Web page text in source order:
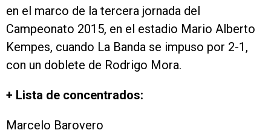
en el marco de la tercera jornada del
Campeonato 2015, en el estadio Mario Alberto
Kempes, cuando La Banda se impuso por 2-1,
con un doblete de Rodrigo Mora.
+ Lista de concentrados:
Marcelo Barovero